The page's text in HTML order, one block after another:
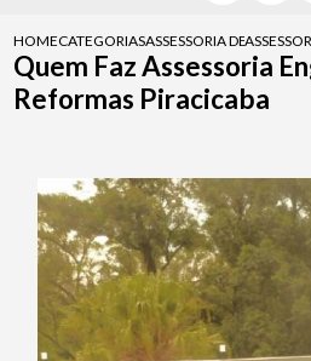
HOMECATEGORIASASSESSORIA DE
Quem Faz Assessoria
Reformas Piracicaba